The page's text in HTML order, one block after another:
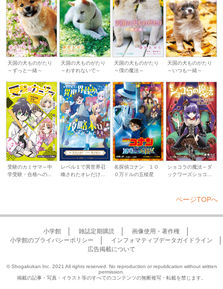
天国の犬ものがたり
～ずっと一緒～
天国の犬ものがたり
～わすれないで～
天国の犬ものがたり
～僕の魔法～
天国の犬ものがたり
～いつも一緒～
受験のカミサマ～中
学受験・合格への...
レベル１で異世界召
喚されたオレだけ...
名探偵コナン １０
０万ドルの五稜星
ショコラの魔法～ダ
ックワーズショコ...
ページTOPへ
小学館 雑誌定期購読
画像使用・著作権
小学館のプライバシーポリシー
インフォマティブデータガイドライン
広告掲載について
© Shogakukan Inc. 2021 All rights reserved. No reproduction or republication without written
permission.
掲載の記事・写真・イラスト等のすべてのコンテンツの無断複写・転載を禁じます。